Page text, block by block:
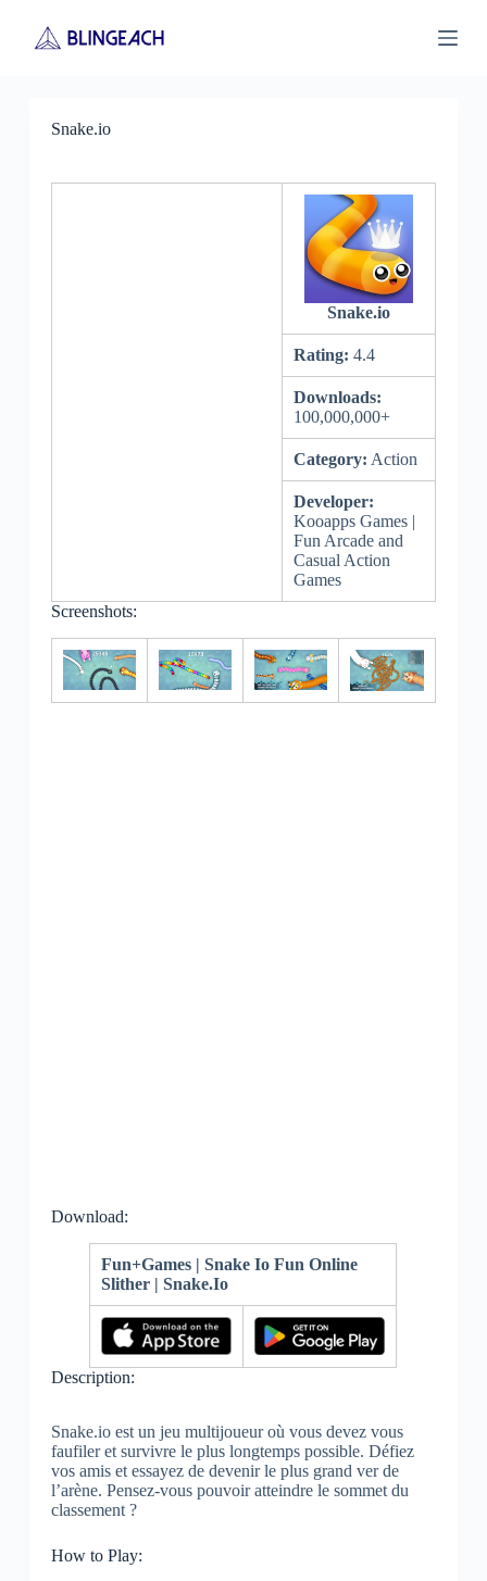
Snake.io
Snake.io
Rating: 4.4
Downloads:
100,000,000+
Category: Action
Developer:
Kooapps Games |
Fun Arcade and
Casual Action
Games
Screenshots:
Download:
Fun+Games | Snake Io Fun Online
Slither | Snake.Io
Description:
Snake.io est un jeu multijoueur où vous devez vous
faufiler et survivre le plus longtemps possible. Défiez
vos amis et essayez de devenir le plus grand ver de
l’arène. Pensez-vous pouvoir atteindre le sommet du
classement ?
How to Play: